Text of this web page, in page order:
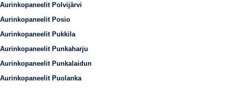
Aurinkopaneelit Polvijärvi
Aurinkopaneelit Posio
Aurinkopaneelit Pukkila
Aurinkopaneelit Punkaharju
Aurinkopaneelit Punkalaidun
Aurinkopaneelit Puolanka